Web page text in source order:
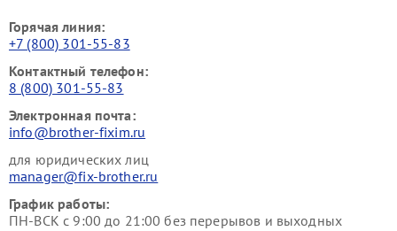
Горячая линия:
+7 (800) 301-55-83
Контактный телефон:
8 (800) 301-55-83
Электронная почта:
info@brother-fixim.ru
для юридических лиц
manager@fix-brother.ru
График работы:
ПН-ВСК с 9:00 до 21:00 без перерывов и выходных